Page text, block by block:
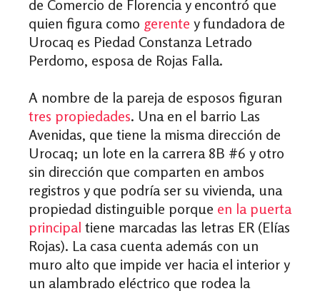
de Comercio de Florencia y encontró que
quien figura como gerente y fundadora de
Urocaq es Piedad Constanza Letrado
Perdomo, esposa de Rojas Falla.
A nombre de la pareja de esposos figuran
tres propiedades. Una en el barrio Las
Avenidas, que tiene la misma dirección de
Urocaq; un lote en la carrera 8B #6 y otro
sin dirección que comparten en ambos
registros y que podría ser su vivienda, una
propiedad distinguible porque en la puerta
principal tiene marcadas las letras ER (Elías
Rojas). La casa cuenta además con un
muro alto que impide ver hacia el interior y
un alambrado eléctrico que rodea la